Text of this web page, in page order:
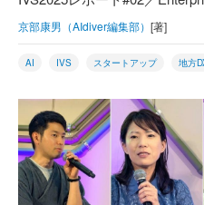
京部康男（AIdiver編集部） [著]
AI IVS スタートアップ 地方